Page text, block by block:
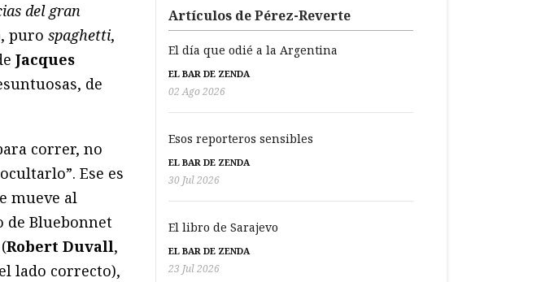
del gran
, puro spaghetti,
Jacques
de
correr, no
Ese es
mueve al
de Bluebonnet
Robert Duvall,
lado correcto),
Artículos de Pérez-Reverte
El día que odié a la Argentina
EL BAR DE ZENDA
02 Ago 2026
Esos reporteros sensibles
EL BAR DE ZENDA
30 Jul 2026
El libro de Sarajevo
EL BAR DE ZENDA
23 Jul 2026